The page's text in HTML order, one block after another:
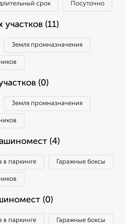
срок Посуточно
(11)
Земля промназначения
(0)
Земля промназначения
(4)
паркинге Гаражные боксы
(0)
паркинге Гаражные боксы